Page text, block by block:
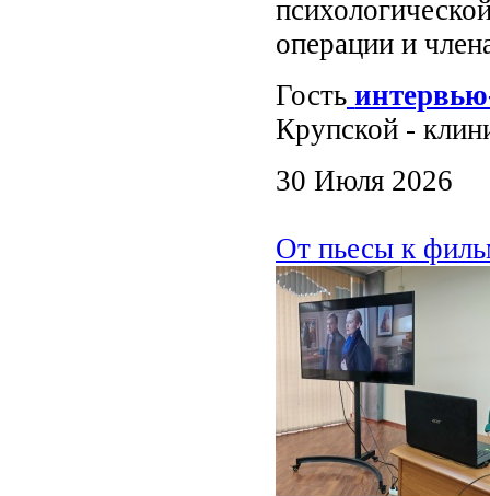
операции и
Гость
Крупской -
30 Июля 2026
От пьесы к